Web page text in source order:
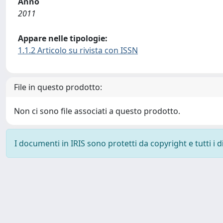
2011
Appare nelle tipologie:
1.1.2 Articolo su rivista con ISSN
File in questo prodotto:
Non ci sono file associati a questo prodotto.
I documenti in IRIS sono protetti da copyright e tutti i